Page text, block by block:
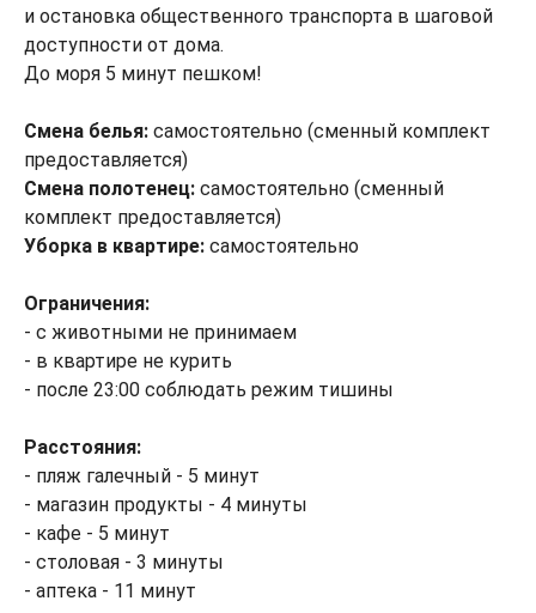
и остановка общественного транспорта в шаговой
доступности от дома.
До моря 5 минут пешком!
Смена белья: самостоятельно (сменный комплект
предоставляется)
Смена полотенец: самостоятельно (сменный
комплект предоставляется)
Уборка в квартире: самостоятельно
Ограничения:
- с животными не принимаем
- в квартире не курить
- после 23:00 соблюдать режим тишины
Расстояния:
- пляж галечный - 5 минут
- магазин продукты - 4 минуты
- кафе - 5 минут
- столовая - 3 минуты
- аптека - 11 минут